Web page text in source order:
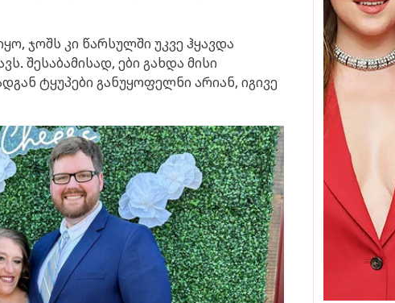
ჯოშს კი წარსულში უკვე ჰყავდა
შესაბამისად, ები გახდა მისი
ტყუპები განუყოფელნი არიან, იგივე